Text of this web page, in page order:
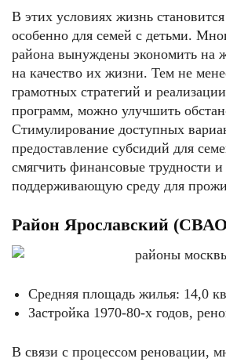
В этих условиях жизнь
особенно для семей с детьми.
района вынуждены экономить на
на качество их жизни. Тем не
грамотных стратегий и
программ, можно улучшить
Стимулирование доступных
предоставление субсидий для
смягчить финансовые трудности и
поддерживающую среду для
Район Ярославский
Средняя площадь жилья: 14,0
Застройка 1970-80-х годов,
В связи с процессом реновации,